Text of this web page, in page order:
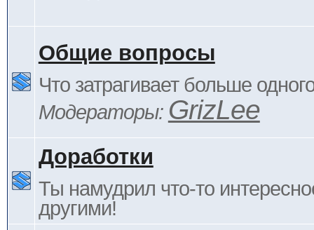
Общие вопросы
Что затрагивает больше
Модераторы: GrizLee
Доработки
Ты намудрил что-то
другими!